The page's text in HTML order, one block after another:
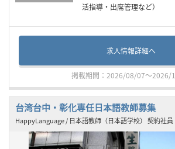
活指導・出席管理など）
求人情報詳細へ
掲載期間：2026/08/07～2026/
台湾台中・彰化専任日本語教師募集
HappyLanguage / 日本語教師（日本語学校） 契約社員